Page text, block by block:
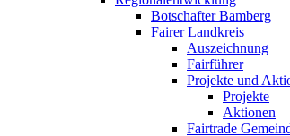
Botschafter Bamberg
Fairer Landkreis
Auszeichnung
Fairführer
Projekte und
Projekte
Aktionen
Fairtrade